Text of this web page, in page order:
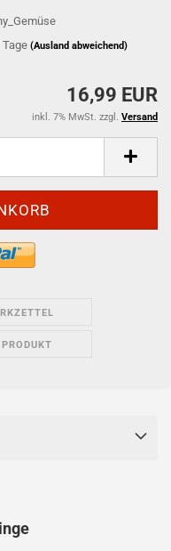
Tage(Ausland abweichend)
16,99 EUR
inkl. 7% MwSt. zzgl. Versand